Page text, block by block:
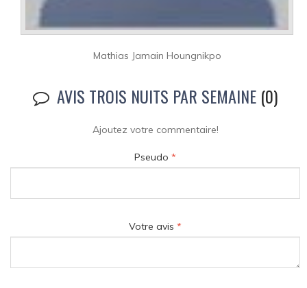
Mathias Jamain Houngnikpo
AVIS TROIS NUITS PAR SEMAINE (0)
Ajoutez votre commentaire!
Pseudo *
Votre avis *